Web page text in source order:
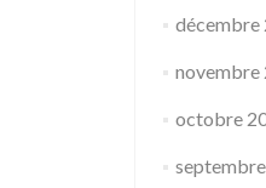
décembre
novembre
octobre